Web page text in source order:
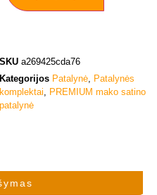
SKU a269425cda76
Kategorijos Patalynė, Patalynės
komplektai, PREMIUM mako satino
patalynė